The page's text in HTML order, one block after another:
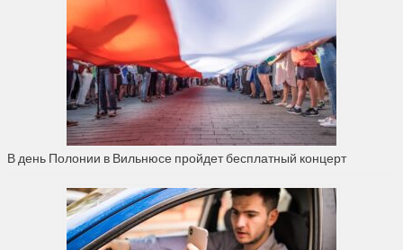
В день Полонии в Вильнюсе пройдет бесплатный концерт